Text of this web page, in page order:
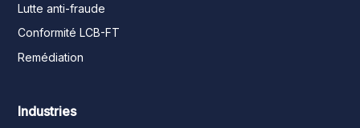
Lutte anti-fraude
Conformité LCB-FT
Remédiation
Industries